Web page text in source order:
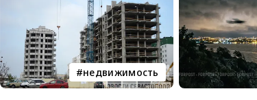
недвижимость